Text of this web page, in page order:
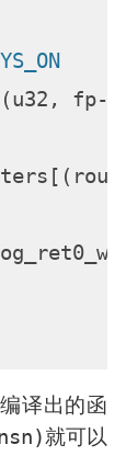
(u32, fp-
译出的函
就可以